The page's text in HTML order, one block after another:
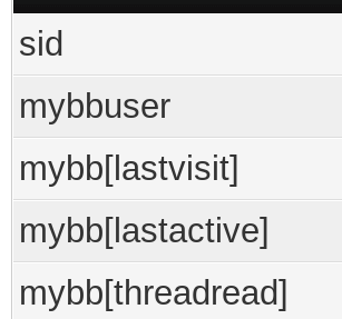
sid
mybbuser
mybb[lastvisit]
mybb[lastactive]
mybb[threadread]